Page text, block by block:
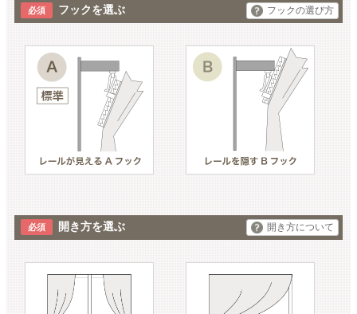
フックを選ぶ フックの選び方
開き方を選ぶ 開き方について